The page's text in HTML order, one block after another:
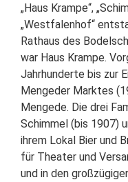
„Haus Krampe“,
„Westfalenhof“
Rathaus des
war Haus Krampe.
Jahrhunderte bis zur
Mengeder Marktes
Mengede. Die drei
Schimmel (bis 1907)
ihrem Lokal Bier und
für Theater und
und in den